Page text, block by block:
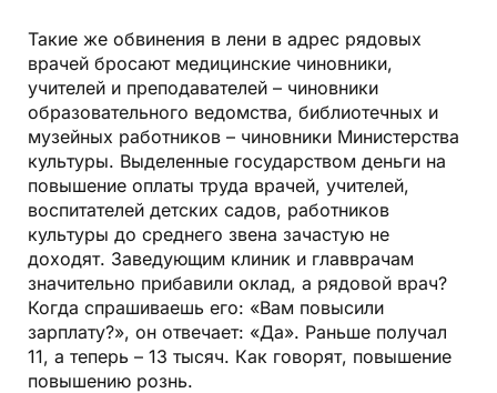
Такие же обвинения в лени в адрес рядовых
врачей бросают медицинские чиновники,
учителей и преподавателей – чиновники
образовательного ведомства, библиотечных и
музейных работников – чиновники Министерства
культуры. Выделенные государством деньги на
повышение оплаты труда врачей, учителей,
воспитателей детских садов, работников
культуры до среднего звена зачастую не
доходят. Заведующим клиник и главврачам
значительно прибавили оклад, а рядовой врач?
Когда спрашиваешь его: «Вам повысили
зарплату?», он отвечает: «Да». Раньше получал
11, а теперь – 13 тысяч. Как говорят, повышение
повышению рознь.